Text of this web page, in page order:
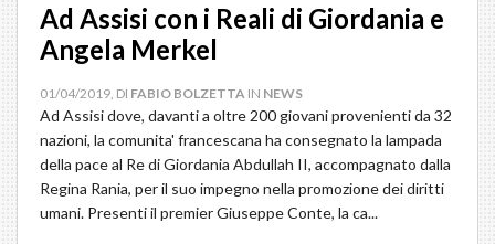
Ad Assisi con i Reali di Giordania e
Angela Merkel
01/04/2019, DI FABIO BOLZETTA IN NEWS
Ad Assisi dove, davanti a oltre 200 giovani provenienti da 32
nazioni, la comunita' francescana ha consegnato la lampada
della pace al Re di Giordania Abdullah II, accompagnato dalla
Regina Rania, per il suo impegno nella promozione dei diritti
umani. Presenti il premier Giuseppe Conte, la ca...